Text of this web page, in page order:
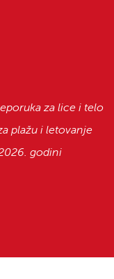
za lice i telo
plažu i letovanje
godini